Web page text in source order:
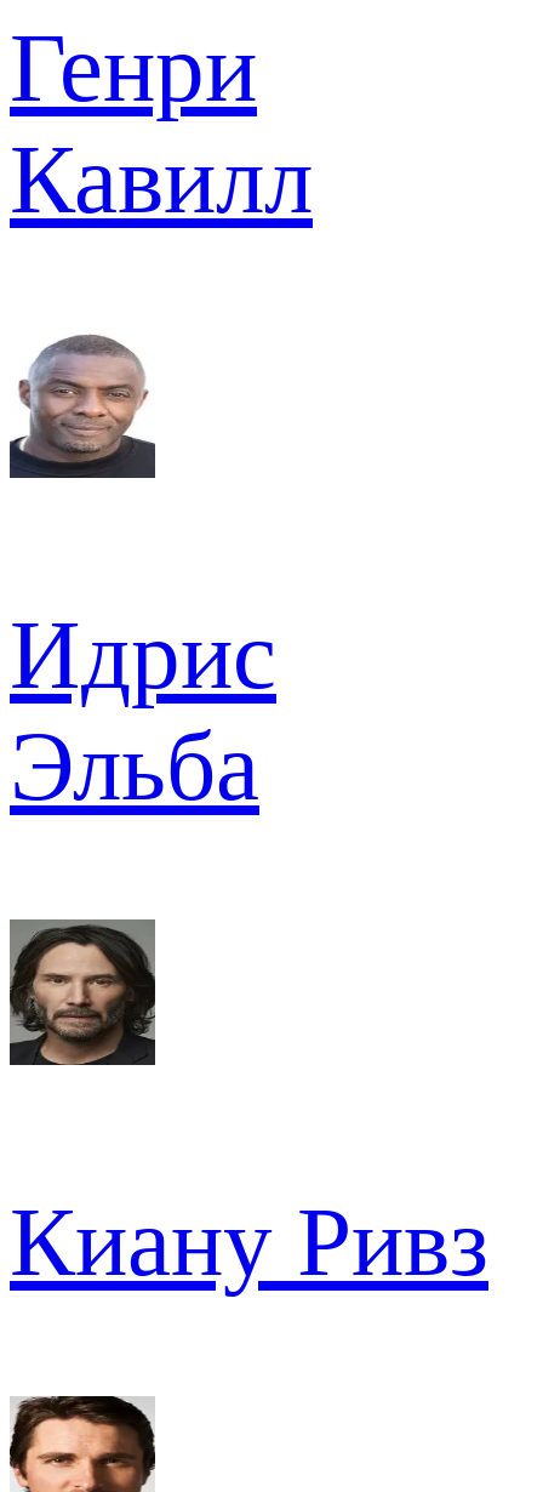
Генри
Кавилл
Идрис
Эльба
Киану Ривз